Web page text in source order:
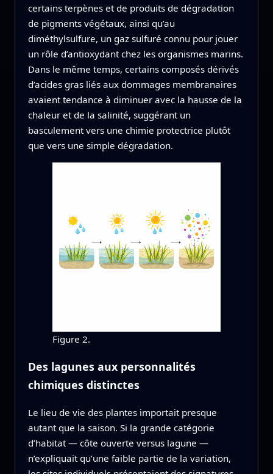
certains terpènes et de produits de dégradation
de pigments végétaux, ainsi qu’au
diméthylsulfure, un gaz sulfuré connu pour jouer
un rôle d’antioxydant chez les organismes marins.
Dans le même temps, certains composés dérivés
d’acides gras liés aux dommages membranaires
avaient tendance à diminuer avec la hausse de la
chaleur et de la salinité, suggérant un
basculement vers une chimie protectrice plutôt
que vers une simple dégradation.
Figure 2.
Des lagunes aux personnalités
chimiques distinctes
Le lieu de vie des plantes importait presque
autant que la saison. Si la grande catégorie
d’habitat — côte ouverte versus lagune —
n’expliquait qu’une faible partie de la variation,